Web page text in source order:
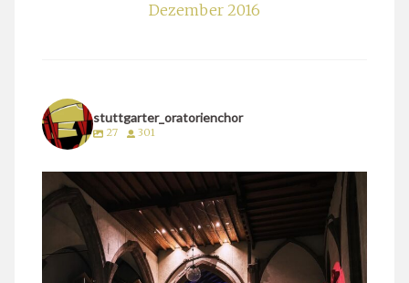
Dezember 2016
stuttgarter_oratorienchor
27 301
stuttgarter_oratorienchor
März 24